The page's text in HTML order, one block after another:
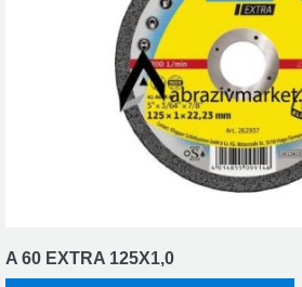
A 60 EXTRA 125X1,0